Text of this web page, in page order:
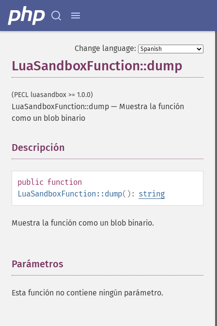
Change language:
LuaSandboxFunction::dump
(PECL luasandbox >= 1.0.0)
LuaSandboxFunction::dump — Muestra la función
como un blob binario
Descripción
public function
LuaSandboxFunction::dump(): string
Muestra la función como un blob binario.
Parámetros
Esta función no contiene ningún parámetro.